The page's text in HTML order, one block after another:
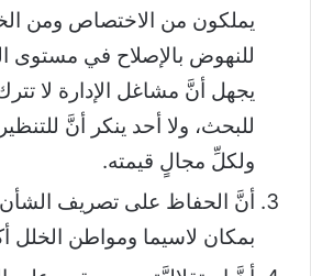
يملكون من الاختصاص ومن
للنهوض بالإصلاح في مستوى
يجهل أنَّ مشاغل الإدارة لا
للبحث، ولا أحد ينكر أنَّ
ولكلِّ مجالٍ قيمته.
أنَّ الحفاظ على تصريف الشأن
بمكان لاسيما ومواطن